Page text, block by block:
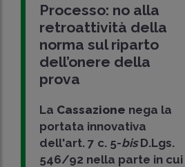
Processo: no alla
retroattività della
norma sul riparto
dell’onere della
prova
La Cassazione nega la
portata innovativa
dell'art. 7 c. 5-bisD.Lgs.
546/92 nella parte in cui